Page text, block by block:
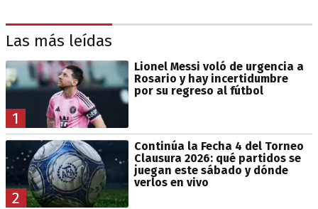
Las más leídas
1
Lionel Messi voló de urgencia a
Rosario y hay incertidumbre
por su regreso al fútbol
2
Continúa la Fecha 4 del Torneo
Clausura 2026: qué partidos se
juegan este sábado y dónde
verlos en vivo